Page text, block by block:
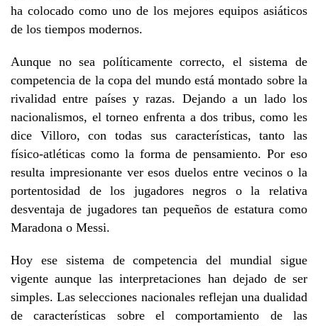
ha colocado como uno de los mejores equipos asiáticos
de los tiempos modernos.
Aunque no sea políticamente correcto, el sistema de
competencia de la copa del mundo está montado sobre la
rivalidad entre países y razas. Dejando a un lado los
nacionalismos, el torneo enfrenta a dos tribus, como les
dice Villoro, con todas sus características, tanto las
físico-atléticas como la forma de pensamiento. Por eso
resulta impresionante ver esos duelos entre vecinos o la
portentosidad de los jugadores negros o la relativa
desventaja de jugadores tan pequeños de estatura como
Maradona o Messi.
Hoy ese sistema de competencia del mundial sigue
vigente aunque las interpretaciones han dejado de ser
simples. Las selecciones nacionales reflejan una dualidad
de características sobre el comportamiento de las